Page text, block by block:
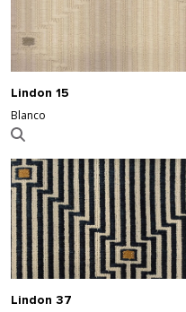
Lindon 15
Blanco
Lindon 37